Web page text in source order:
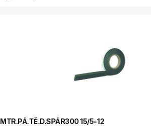
MTR.PÁ.TĚ.D.SPÁR300 15/5-12